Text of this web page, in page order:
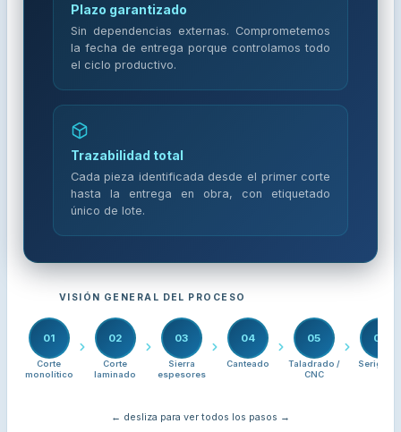
Plazo garantizado
Sin dependencias externas. Comprometemos
la fecha de entrega porque controlamos todo
el ciclo productivo.
Trazabilidad total
Cada pieza identificada desde el primer corte
hasta la entrega en obra, con etiquetado
único de lote.
VISIÓN GENERAL DEL PROCESO
01
Corte
monolítico
02
Corte
laminado
03
Sierra
espesores
04
Canteado
05
Taladrado /
CNC
06
← desliza para ver todos los pasos →